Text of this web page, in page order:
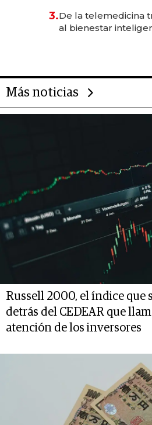
las marcas "fast
3.De la telemedicina
al bienestar
Más noticias
Russell 2000, el índice que
detrás del CEDEAR que
atención de los inversores